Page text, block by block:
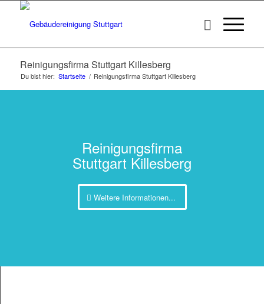
Reinigungsfirma Stuttgart Killesberg
Du bist hier: Startseite / Reinigungsfirma Stuttgart Killesberg
Reinigungsfirma
Stuttgart Killesberg
Weitere Informationen...